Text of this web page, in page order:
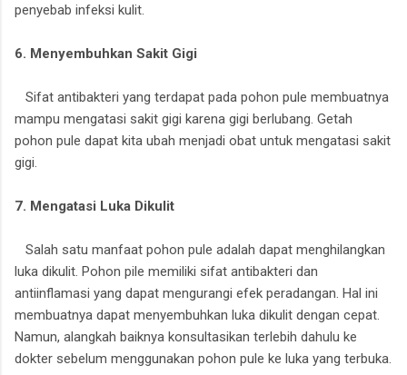
penyebab infeksi kulit.
6. Menyembuhkan Sakit Gigi
Sifat antibakteri yang terdapat pada pohon pule membuatnya
mampu mengatasi sakit gigi karena gigi berlubang. Getah
pohon pule dapat kita ubah menjadi obat untuk mengatasi sakit
gigi.
7. Mengatasi Luka Dikulit
Salah satu manfaat pohon pule adalah dapat menghilangkan
luka dikulit. Pohon pile memiliki sifat antibakteri dan
antiinflamasi yang dapat mengurangi efek peradangan. Hal ini
membuatnya dapat menyembuhkan luka dikulit dengan cepat.
Namun, alangkah baiknya konsultasikan terlebih dahulu ke
dokter sebelum menggunakan pohon pule ke luka yang terbuka.